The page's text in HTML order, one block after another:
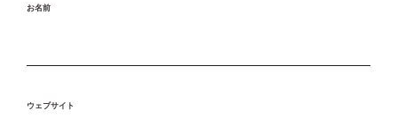
お名前
ウェブサイト